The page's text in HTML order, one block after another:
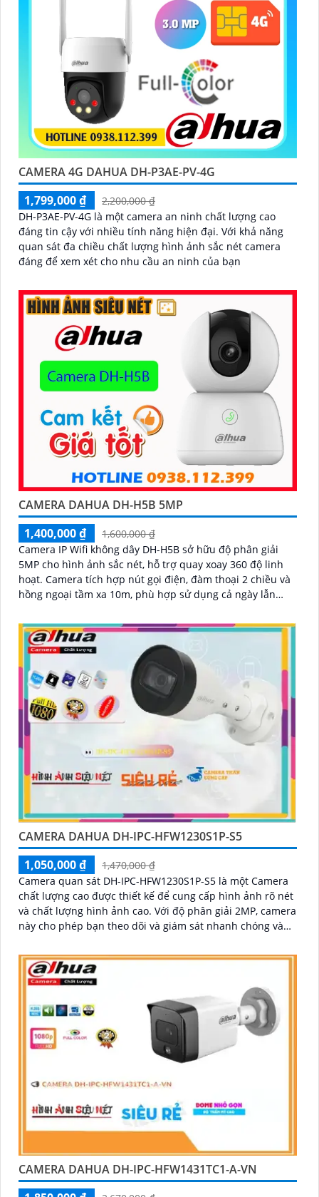
CAMERA 4G DAHUA DH-P3AE-PV-4G
1,799,000 ₫
2,200,000 ₫
DH-P3AE-PV-4G là một camera an ninh chất lượng cao
đáng tin cậy với nhiều tính năng hiện đại. Với khả năng
quan sát đa chiều chất lượng hình ảnh sắc nét camera
đáng để xem xét cho nhu cầu an ninh của bạn
CAMERA DAHUA DH-H5B 5MP
1,400,000 ₫
1,600,000 ₫
Camera IP Wifi không dây DH-H5B sở hữu độ phân giải
5MP cho hình ảnh sắc nét, hỗ trợ quay xoay 360 độ linh
hoạt. Camera tích hợp nút gọi điện, đàm thoại 2 chiều và
hồng ngoại tầm xa 10m, phù hợp sử dụng cả ngày lẫn
CAMERA DAHUA DH-IPC-HFW1230S1P-S5
1,050,000 ₫
1,470,000 ₫
Camera quan sát DH-IPC-HFW1230S1P-S5 là một Camera
chất lượng cao được thiết kế để cung cấp hình ảnh rõ nét
và chất lượng hình ảnh cao. Với độ phân giải 2MP, camera
này cho phép bạn theo dõi và giám sát nhanh chóng và
CAMERA DAHUA DH-IPC-HFW1431TC1-A-VN